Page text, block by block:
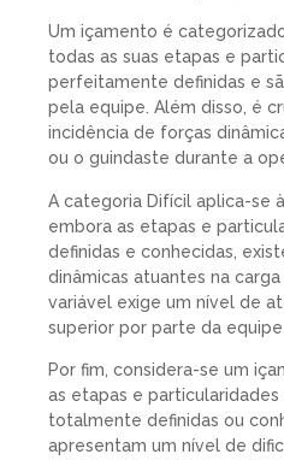
Um içamento é
todas as suas etapas e
perfeitamente definidas e
pela equipe. Além disso, é
incidência de forças
ou o guindaste durante a
A categoria Difícil aplica-se
embora as etapas e
definidas e conhecidas,
dinâmicas atuantes na
variável exige um nível de
superior por parte da equipe
Por fim, considera-se um
as etapas e
totalmente definidas ou
apresentam um nível de